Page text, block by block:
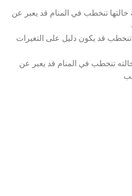
تنخطب في المنام قد يعبر عن
تنخطب قد يكون دليل على التغيرات
تنخطب في المنام قد يعبر عن